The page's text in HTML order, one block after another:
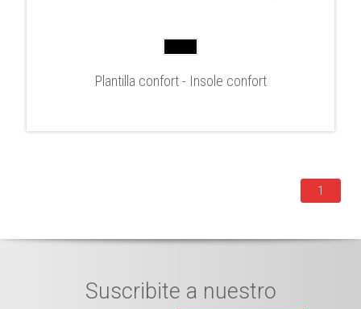
Plantilla confort - Insole confort
1
Suscribite a nuestro